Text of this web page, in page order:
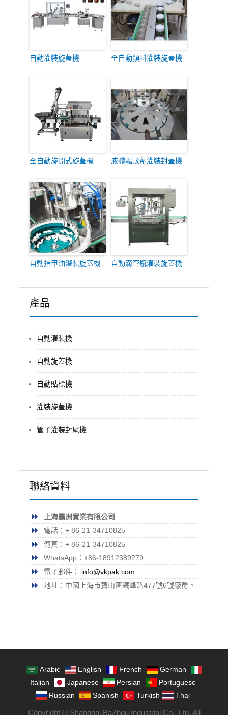
自動灌裝旋蓋機 全自動顏料灌裝旋蓋機
全自動旋開式旋蓋機 液體驅蚊劑灌裝封蓋機
自動指甲油灌裝旋蓋機 自動滴管瓶灌裝旋蓋機
產品
自動灌裝機
自動旋蓋機
自動貼標機
灌裝旋蓋機
管子灌裝封尾機
聯絡資料
上海霸洲實業有限公司
電話：+ 86-21-34710825
傳真：+ 86-21-34710825
WhatsApp：+86-18912389279
電子郵件： info@vkpak.com
地址：中國上海市寶山區鐵峰路477號6號廠房。
Arabic English French
German
Italian
Japanese Persian
Portuguese
Russian
Spanish Turkish Thai
Copyright © Shanghai BaZhou Industrial Co., Ltd. All